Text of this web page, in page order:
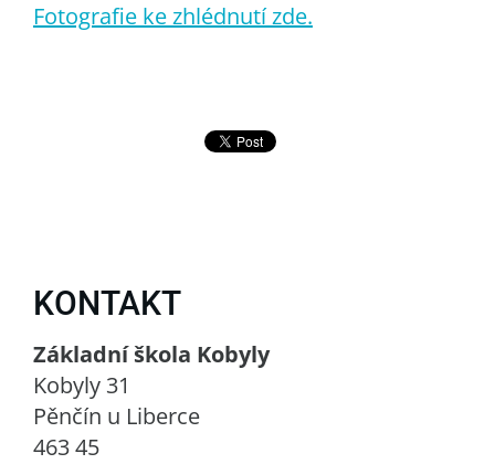
Fotografie ke zhlédnutí zde.
KONTAKT
Základní škola Kobyly
Kobyly 31
Pěnčín u Liberce
463 45